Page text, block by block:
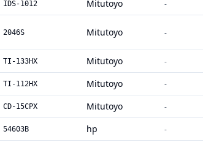
IDS-1012 Mitutoyo -
2046S Mitutoyo -
TI-133HX Mitutoyo -
TI-112HX Mitutoyo -
CD-15CPX Mitutoyo -
54603B hp -